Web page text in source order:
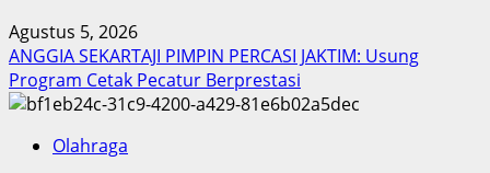
Agustus 5, 2026
ANGGIA SEKARTAJI PIMPIN PERCASI JAKTIM: Usung
Program Cetak Pecatur Berprestasi
Olahraga